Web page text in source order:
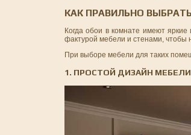
КАК ПРАВИЛЬНО
Когда обои в комнате имеют
фактурой мебели и стенами, чтобы
При выборе мебели для таких
1. ПРОСТОЙ ДИЗАЙН МЕБЕЛИ